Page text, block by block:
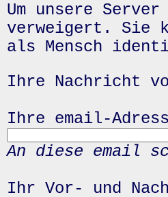
Um unsere
verweigert. Sie
als Mensch
Ihre Nachricht
Ihre email-
An diese email
Ihr Vor- und